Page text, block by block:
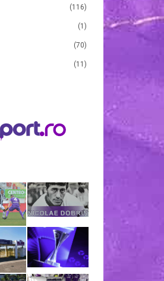
(116)
(1)
(70)
(11)